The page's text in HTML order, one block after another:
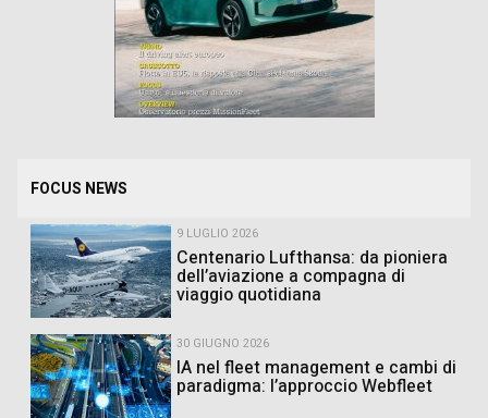
FOCUS NEWS
9 LUGLIO 2026
Centenario Lufthansa: da pioniera
dell’aviazione a compagna di
viaggio quotidiana
30 GIUGNO 2026
IA nel fleet management e cambi di
paradigma: l’approccio Webfleet